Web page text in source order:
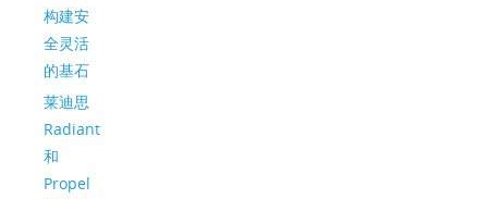
构建安
全灵活
的基石
莱迪思
Radiant
和
Propel